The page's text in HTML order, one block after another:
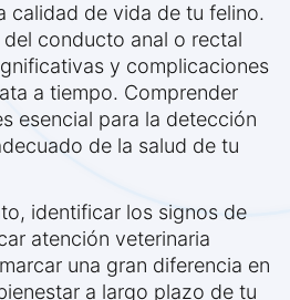
calidad de vida de tu felino.
conducto anal o rectal
y complicaciones
a tiempo. Comprender
esencial para la detección
de la salud de tu
identificar los signos de
atención veterinaria
una gran diferencia en
a largo plazo de tu